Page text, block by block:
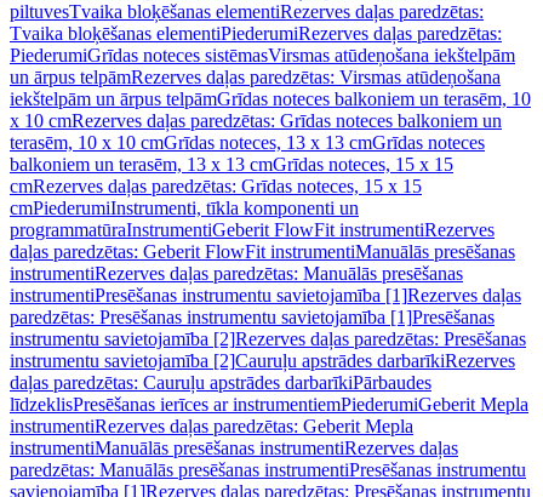
piltuvesTvaika bloķēšanas elementiRezerves daļas paredzētas:
Tvaika bloķēšanas elementiPiederumiRezerves daļas paredzētas:
PiederumiGrīdas noteces sistēmasVirsmas atūdeņošana iekštelpām
un ārpus telpāmRezerves daļas paredzētas: Virsmas atūdeņošana
iekštelpām un ārpus telpāmGrīdas noteces balkoniem un terasēm, 10
x 10 cmRezerves daļas paredzētas: Grīdas noteces balkoniem un
terasēm, 10 x 10 cmGrīdas noteces, 13 x 13 cmGrīdas noteces
balkoniem un terasēm, 13 x 13 cmGrīdas noteces, 15 x 15
cmRezerves daļas paredzētas: Grīdas noteces, 15 x 15
cmPiederumiInstrumenti, tīkla komponenti un
programmatūraInstrumentiGeberit FlowFit instrumentiRezerves
daļas paredzētas: Geberit FlowFit instrumentiManuālās presēšanas
instrumentiRezerves daļas paredzētas: Manuālās presēšanas
instrumentiPresēšanas instrumentu savietojamība [1]Rezerves daļas
paredzētas: Presēšanas instrumentu savietojamība [1]Presēšanas
instrumentu savietojamība [2]Rezerves daļas paredzētas: Presēšanas
instrumentu savietojamība [2]Cauruļu apstrādes darbarīkiRezerves
daļas paredzētas: Cauruļu apstrādes darbarīkiPārbaudes
līdzeklisPresēšanas ierīces ar instrumentiemPiederumiGeberit Mepla
instrumentiRezerves daļas paredzētas: Geberit Mepla
instrumentiManuālās presēšanas instrumentiRezerves daļas
paredzētas: Manuālās presēšanas instrumentiPresēšanas instrumentu
savienojamība [1]Rezerves daļas paredzētas: Presēšanas instrumentu